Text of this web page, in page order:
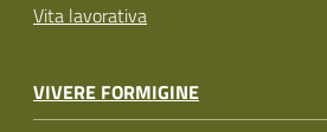
Vita lavorativa
VIVERE FORMIGINE